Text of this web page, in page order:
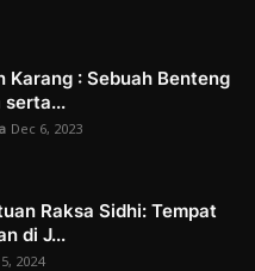
Karang : Sebuah Benteng
serta...
Dec 6, 2023
Raksa Sidhi: Tempat
di J...
2024